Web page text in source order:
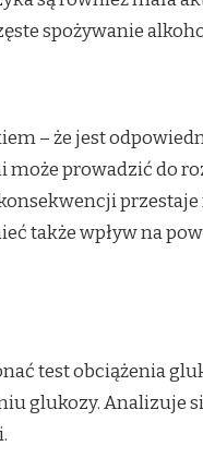
spożywanie
– że jest
prowadzić do
także wpływ na
test obciążenia
glukozy. Analizuje